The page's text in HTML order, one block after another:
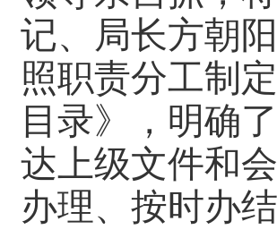
记、局长方朝
照职责分工制
目录》，明确
达上级文件和
办理、按时办